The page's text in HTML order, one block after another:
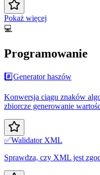
Pokaż więcej
💻
Programowanie
#️⃣Generator haszów
Konwersja ciągu znaków
zbiorcze generowanie
✅Walidator XML
Sprawdza, czy XML jest